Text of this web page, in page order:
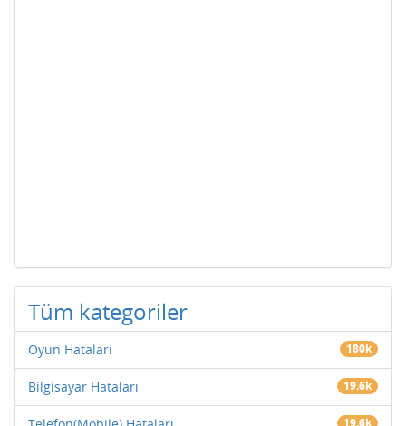
Tüm kategoriler
Oyun Hataları 180k
Bilgisayar Hataları 19.6k
19.6k